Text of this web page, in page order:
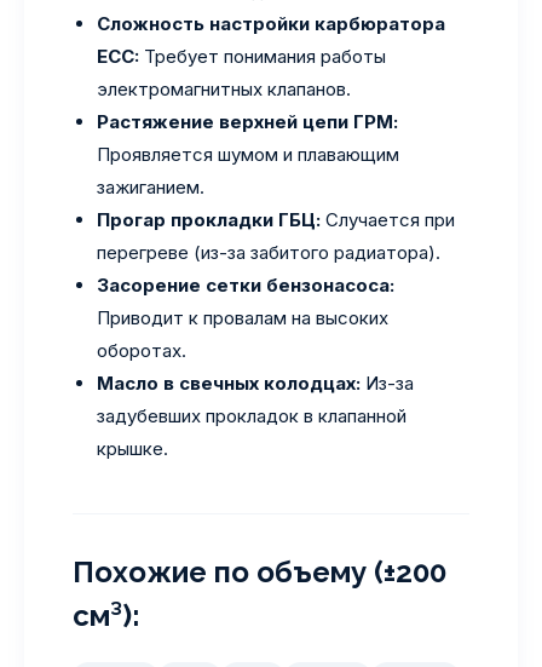
Сложность настройки карбюратора
ECC: Требует понимания работы
электромагнитных клапанов.
Растяжение верхней цепи ГРМ:
Проявляется шумом и плавающим
зажиганием.
Прогар прокладки ГБЦ: Случается при
перегреве (из-за забитого радиатора).
Засорение сетки бензонасоса:
Приводит к провалам на высоких
оборотах.
Масло в свечных колодцах: Из-за
задубевших прокладок в клапанной
крышке.
Похожие по объему (±200
см³):